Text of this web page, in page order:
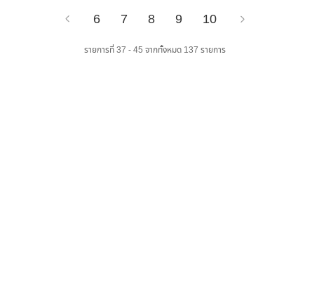
6 7 8 9 10
รายการที่ 37 - 45 จากทั้งหมด 137 รายการ